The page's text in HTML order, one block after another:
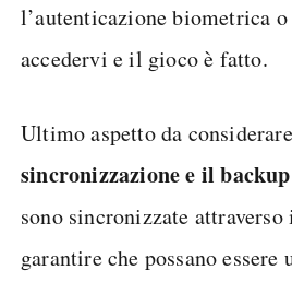
l’autenticazione biometrica
accedervi e il gioco è fatto.
Ultimo aspetto da
sincronizzazione e il
sono sincronizzate
garantire che possano